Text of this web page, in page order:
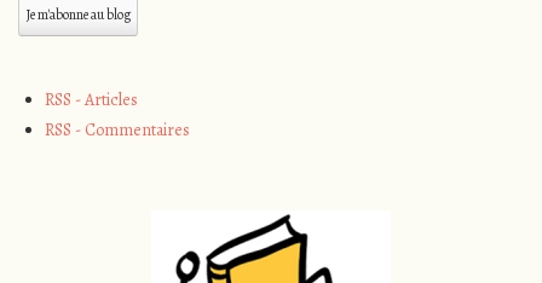
mail
Je m'abonne au blog
RSS - Articles
RSS - Commentaires